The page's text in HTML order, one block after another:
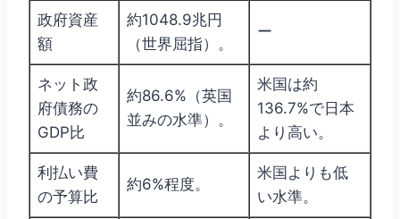
政府資産
額
約1048.9兆円
（世界屈指）。
ー
ネット政
府債務の
GDP比
約86.6%（英国
並みの水準）。
米国は約
136.7%で日本
より高い。
利払い費
の予算比
約6%程度。
米国よりも低
い水準。